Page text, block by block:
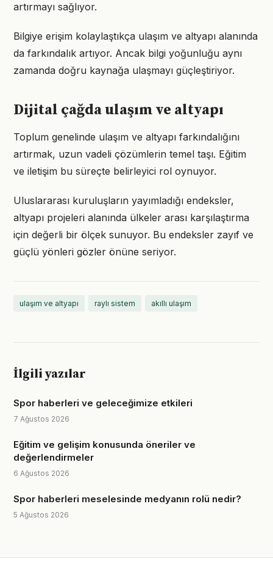
artırmayı sağlıyor.
Bilgiye erişim kolaylaştıkça ulaşım ve altyapı alanında
da farkındalık artıyor. Ancak bilgi yoğunluğu aynı
zamanda doğru kaynağa ulaşmayı güçleştiriyor.
Dijital çağda ulaşım ve altyapı
Toplum genelinde ulaşım ve altyapı farkındalığını
artırmak, uzun vadeli çözümlerin temel taşı. Eğitim
ve iletişim bu süreçte belirleyici rol oynuyor.
Uluslararası kuruluşların yayımladığı endeksler,
altyapı projeleri alanında ülkeler arası karşılaştırma
için değerli bir ölçek sunuyor. Bu endeksler zayıf ve
güçlü yönleri gözler önüne seriyor.
ulaşım ve altyapı raylı sistem akıllı ulaşım
İlgili yazılar
Spor haberleri ve geleceğimize etkileri
7 Ağustos 2026
Eğitim ve gelişim konusunda öneriler ve
değerlendirmeler
6 Ağustos 2026
Spor haberleri meselesinde medyanın rolü nedir?
5 Ağustos 2026